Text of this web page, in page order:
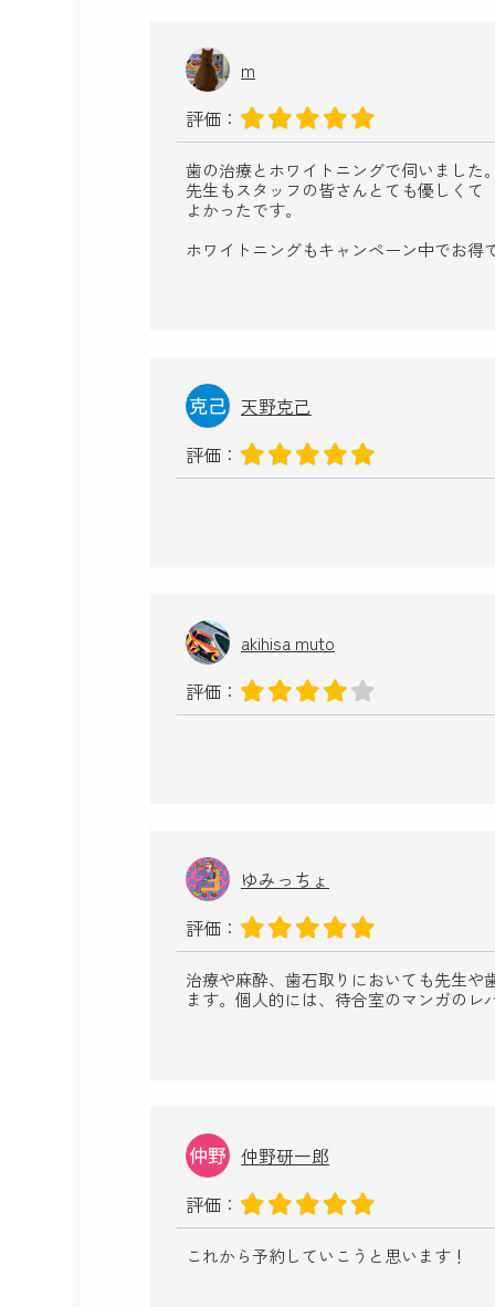
m
評価：
歯の治療とホワイトニングで伺いました。
先生もスタッフの皆さんとても優しくて
よかったです。
ホワイトニングもキャンペーン中でお得
天野克己
評価：
akihisa muto
評価：
ゆみっちょ
評価：
治療や麻酔、歯石取りにおいても先生
ます。個人的には、待合室のマンガのレ
仲野研一郎
評価：
これから予約していこうと思います！